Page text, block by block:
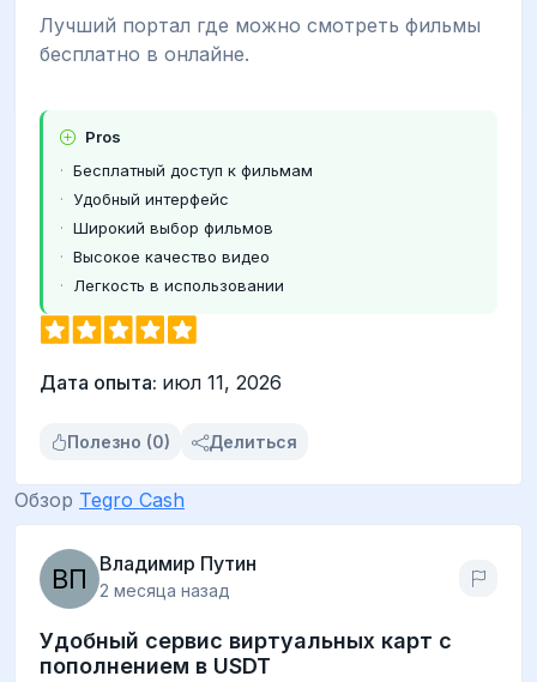
Лучший портал где можно смотреть фильмы
бесплатно в онлайне.
Pros
Бесплатный доступ к фильмам
Удобный интерфейс
Широкий выбор фильмов
Высокое качество видео
Легкость в использовании
Дата опыта: июл 11, 2026
Полезно (0) Делиться
Обзор Tegro Cash
Владимир Путин
2 месяца назад
Удобный сервис виртуальных карт с
пополнением в USDT